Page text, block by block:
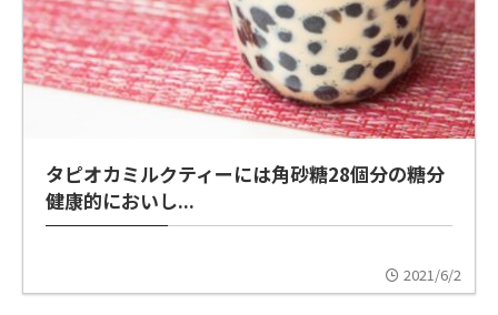
タピオカミルクティーには角砂糖28個分の糖分
健康的においし...
2021/6/2